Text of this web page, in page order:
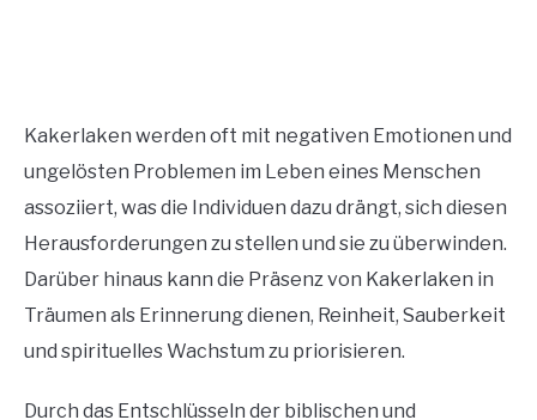
Kakerlaken werden oft mit negativen Emotionen und
ungelösten Problemen im Leben eines Menschen
assoziiert, was die Individuen dazu drängt, sich diesen
Herausforderungen zu stellen und sie zu überwinden.
Darüber hinaus kann die Präsenz von Kakerlaken in
Träumen als Erinnerung dienen, Reinheit, Sauberkeit
und spirituelles Wachstum zu priorisieren.
Durch das Entschlüsseln der biblischen und